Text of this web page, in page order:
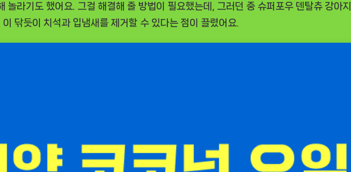
라기도 했어요. 그걸 해결해 줄 방법이 필요했는데, 그러던 중 슈퍼포우 덴탈츄 강아
닦듯이 치석과 입냄새를 제거할 수 있다는 점이 끌렸어요.